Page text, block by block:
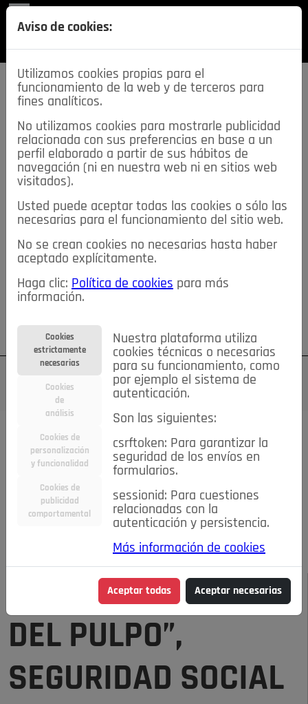
SECCIONES
descarga esta
REVISTA
≡NOTICIAS
NOTICIAS SERVICIOS DE INTERÉS
TABLÓN DE ANUNCIOS MIS ANUNCIOS CONTACTO
NOSOTROS
Su cuenta Regístrese ¿Olvidó su contraseña?
Todas las noticias..
#TePrestoMisOjos Caridad
Ciencia&Tecnología
Economía
Entretenimiento
Estilo de Vida
Internacional
Madrid Opinión IN
Pozuelo de Alarcón
Salud 🔴 En Directo
NOTICIAS
“LA NOCHENTERA
DEL PULPO”,
SEGURIDAD SOCIAL
Aviso de cookies:
Utilizamos cookies propias para el
funcionamiento de la web y de terceros para
fines analíticos.
No utilizamos cookies para mostrarle publicidad
relacionada con sus preferencias en base a un
perfil elaborado a partir de sus hábitos de
navegación (ni en nuestra web ni en sitios web
visitados).
Usted puede aceptar todas las cookies o sólo las
necesarias para el funcionamiento del sitio web.
No se crean cookies no necesarias hasta haber
aceptado explícitamente.
Haga clic: Política de cookies para más
información.
Cookies
estrictamente
necesarias
Cookies
de
análisis
Cookies de
personalización
y funcionalidad
Cookies de
publicidad
comportamental
Nuestra plataforma utiliza
cookies técnicas o necesarias
para su funcionamiento, como
por ejemplo el sistema de
autenticación.
Son las siguientes:
csrftoken: Para garantizar la
seguridad de los envíos en
formularios.
sessionid: Para cuestiones
relacionadas con la
autenticación y persistencia.
Más información de cookies
Aceptar todas Aceptar necesarias